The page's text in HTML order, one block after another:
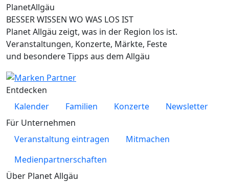
PlanetAllgäu
BESSER WISSEN WO WAS LOS IST
Planet Allgäu zeigt, was in der Region los ist.
Veranstaltungen, Konzerte, Märkte, Feste
und besondere Tipps aus dem Allgäu
Entdecken
Kalender
Familien Konzerte
Newsletter
Für Unternehmen
Veranstaltung eintragen
Mitmachen
Medienpartnerschaften
Über Planet Allgäu